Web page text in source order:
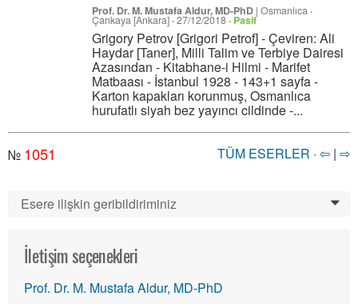
Prof. Dr. M. Mustafa Aldur, MD-PhD | Osmanlıca ·
Çankaya [Ankara] ·27/12/2018 · Pasif
Grigory Petrov [Grigori Petrof] - Çeviren: Ali
Haydar [Taner], Milli Talim ve Terbiye Dairesi
Azasından - Kitabhane-i Hilmi - Marifet
Matbaası - İstanbul 1928 - 143+1 sayfa -
Karton kapakları korunmuş, Osmanlıca
hurufatlı siyah bez yayıncı cildinde -...
№ 1051 TÜM ESERLER · ⇦ | ⇨
Esere ilişkin geribildiriminiz 0
İletişim seçenekleri
Prof. Dr. M. Mustafa Aldur, MD-PhD